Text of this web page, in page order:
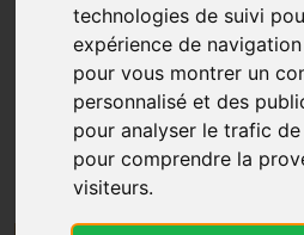
technologies de suivi
expérience de
pour vous montrer un
personnalisé et des
pour analyser le trafic
pour comprendre la
visiteurs.
Minceur et
Minceur et Silhouette
Jules-Verne.com
Bienvenue dans la section